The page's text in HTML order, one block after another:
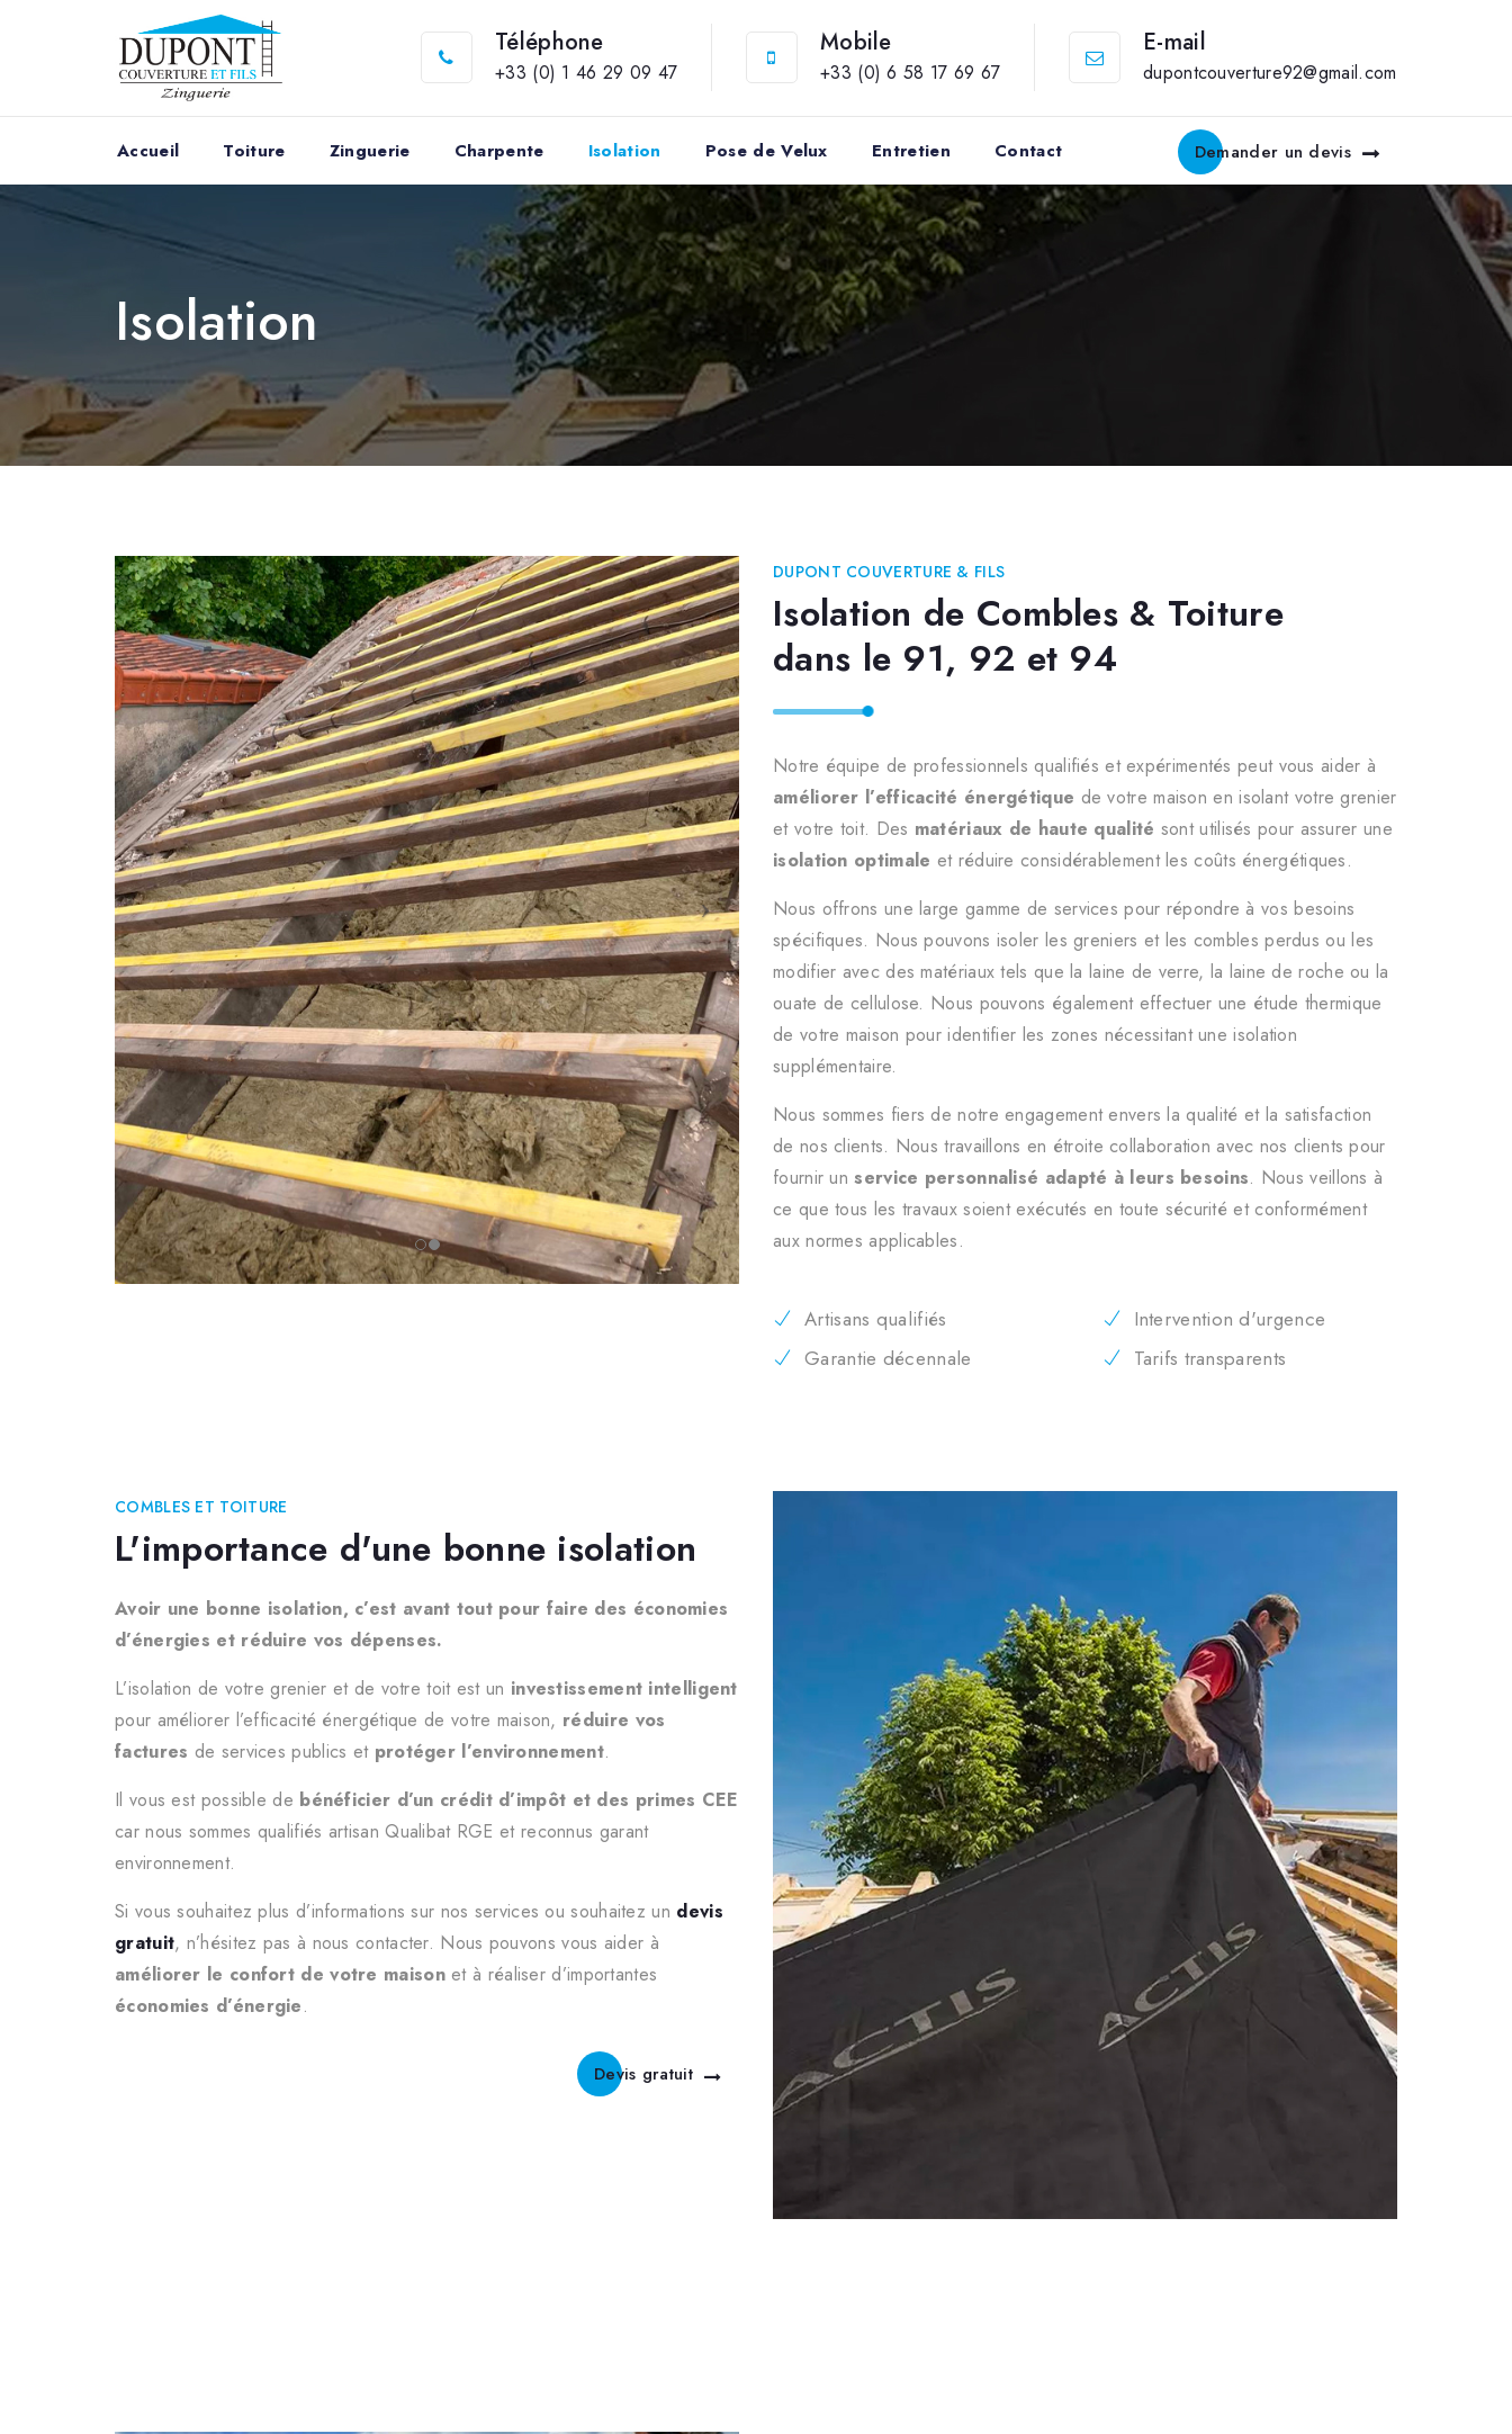
Téléphone
+33 (0) 1 46 29 09 47
Mobile
+33 (0) 6 58 17 69 67
E-mail
dupontcouverture92@gmail.com
Accueil Toiture Zinguerie Charpente Isolation Pose de Velux Entretien Contact Demander un devis
Isolation
DUPONT COUVERTURE & FILS
Isolation de Combles & Toiture
dans le 91, 92 et 94
Notre équipe de professionnels qualifiés et expérimentés peut vous aider à
améliorer l’efficacité énergétique de votre maison en isolant votre grenier
et votre toit. Des matériaux de haute qualité sont utilisés pour assurer une
isolation optimale et réduire considérablement les coûts énergétiques.
Nous offrons une large gamme de services pour répondre à vos besoins
spécifiques. Nous pouvons isoler les greniers et les combles perdus ou les
modifier avec des matériaux tels que la laine de verre, la laine de roche ou la
ouate de cellulose. Nous pouvons également effectuer une étude thermique
de votre maison pour identifier les zones nécessitant une isolation
supplémentaire.
Nous sommes fiers de notre engagement envers la qualité et la satisfaction
de nos clients. Nous travaillons en étroite collaboration avec nos clients pour
fournir unservice personnalisé adapté à leurs besoins. Nous veillons à
ce que tous les travaux soient exécutés en toute sécurité et conformément
aux normes applicables.
Artisans qualifiés
Garantie décennale
Intervention d'urgence
Tarifs transparents
COMBLES ET TOITURE
L'importance d'une bonne isolation
Avoir une bonne isolation, c’est avant tout pour faire des économies
d’énergies et réduire vos dépenses.
L’isolation de votre grenier et de votre toit est un investissement intelligent
pour améliorer l’efficacité énergétique de votre maison, réduire vos
factures de services publics et protéger l’environnement.
Il vous est possible de bénéficier d’un crédit d’impôt et des primes CEE
car nous sommes qualifiés artisan Qualibat RGE et reconnus garant
environnement.
Si vous souhaitez plus d’informations sur nos services ou souhaitez un devis
gratuit, n’hésitez pas à nous contacter. Nous pouvons vous aider à
améliorer le confort de votre maisonet à réaliser d’importantes
économies d’énergie.
Devis gratuit